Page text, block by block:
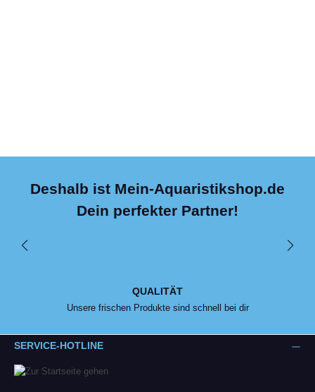
Deshalb ist Mein-Aquaristikshop.de
Dein perfekter Partner!
QUALITÄT
Unsere frischen Produkte sind schnell bei dir
SERVICE-HOTLINE